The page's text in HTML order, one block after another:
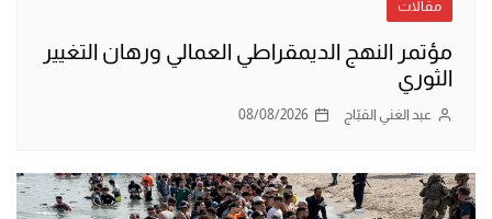
مقالات
مؤتمر النهج الديمقراطي العمالي ورهان التغيير
الثوري
عبد الغني القبّاج 08/08/2026